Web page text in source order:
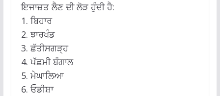
ਇਜਾਜ਼ਤ ਲੈਣ ਦੀ ਲੋੜ ਹੁੰਦੀ ਹੈ:
1. ਬਿਹਾਰ
2. ਝਾਰਖੰਡ
3. ਛੱਤੀਸਗੜ੍ਹ
4. ਪੱਛਮੀ ਬੰਗਾਲ
5. ਮੇਘਾਲਿਆ
6. ਓਡੀਸ਼ਾ